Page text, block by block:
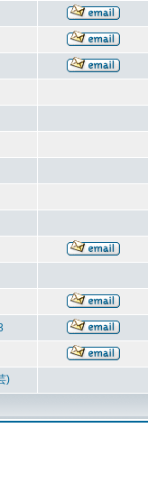
)